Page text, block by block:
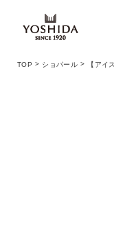
TOP ショパール 【アイ